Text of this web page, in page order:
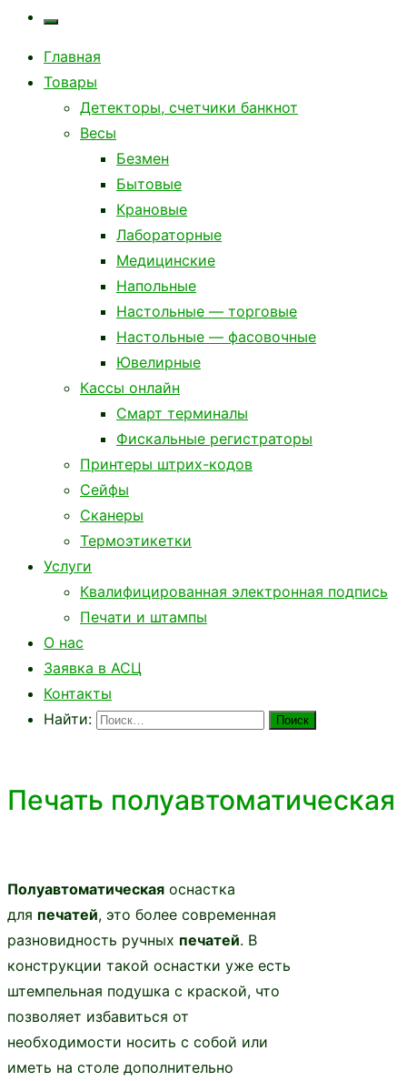
Главная
Товары
Детекторы, счетчики банкнот
Весы
Безмен
Бытовые
Крановые
Лабораторные
Медицинские
Напольные
Настольные — торговые
Настольные — фасовочные
Ювелирные
Кассы онлайн
Смарт терминалы
Фискальные регистраторы
Принтеры штрих-кодов
Сейфы
Сканеры
Термоэтикетки
Услуги
Квалифицированная электронная подпись
Печати и штампы
О нас
Заявка в АСЦ
Контакты
Найти:
Печать полуавтоматическая
Полуавтоматическая оснастка
для печатей, это более современная
разновидность ручных печатей. В
конструкции такой оснастки уже есть
штемпельная подушка с краской, что
позволяет избавиться от
необходимости носить с собой или
иметь на столе дополнительно